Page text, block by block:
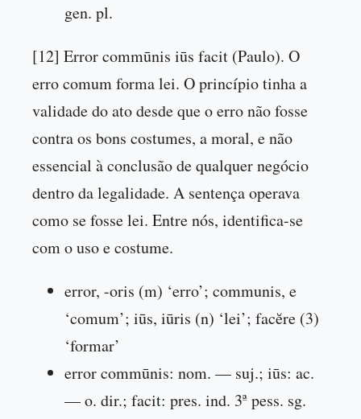
gen. pl.
[12] Error commūnis iūs facit (Paulo). O
erro comum forma lei. O princípio tinha a
validade do ato desde que o erro não fosse
contra os bons costumes, a moral, e não
essencial à conclusão de qualquer negócio
dentro da legalidade. A sentença operava
como se fosse lei. Entre nós, identifica-se
com o uso e costume.
error, -oris (m) ‘erro’; communis, e
‘comum’; iūs, iūris (n) ‘lei’; facĕre (3)
‘formar’
error commūnis: nom. — suj.; iūs: ac.
— o. dir.; facit: pres. ind. 3ª pess. sg.